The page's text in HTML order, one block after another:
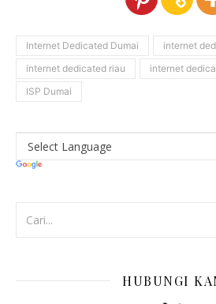
Internet Dedicated Dumai
internet
internet dedicated riau
internet
ISP Dumai
HUBUNGI